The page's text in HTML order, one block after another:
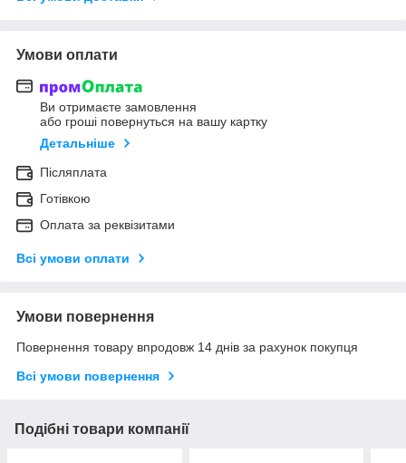
Умови оплати
Ви отримаєте замовлення
або гроші повернуться на вашу картку
Детальніше
Післяплата
Готівкою
Оплата за реквізитами
Всі умови оплати
Умови повернення
Повернення товару впродовж 14 днів за рахунок покупця
Всі умови повернення
Подібні товари компанії